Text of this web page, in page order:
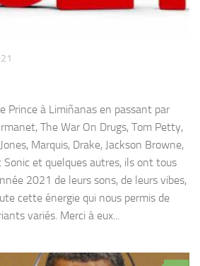
Prince à Limiñanas en passant par
The War On Drugs, Tom Petty,
Marquis, Drake, Jackson Browne,
Sonic et quelques autres, ils ont tous
2021 de leurs sons, de leurs vibes,
cette énergie qui nous permis de
variés. Merci à eux...